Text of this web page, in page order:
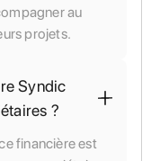
au
projets.
Syndic
?
financière est